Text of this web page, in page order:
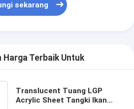
sekarang
Harga Terbaik Untuk
Translucent Tuang LGP
Acrylic Sheet Tangki Ikan